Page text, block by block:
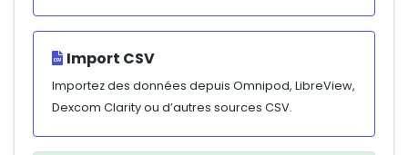
Import CSV
Importez des données depuis Omnipod, LibreView,
Dexcom Clarity ou d’autres sources CSV.